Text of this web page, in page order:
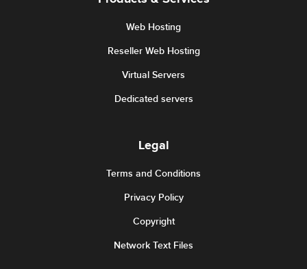
Web Hosting
Reseller Web Hosting
Virtual Servers
Dedicated servers
Legal
Terms and Conditions
Privacy Policy
Copyright
Network Text Files